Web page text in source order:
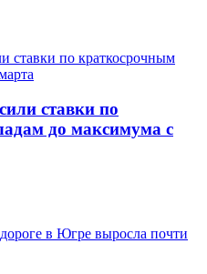
ставки по
до максимума с